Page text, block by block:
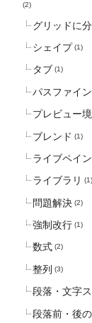
(2)
グリッドに
シェイプ (1)
タブ (1)
パスファイ
プレビュー
ブレンド (1)
ライブペイ
ライブラリ (1)
問題解決 (2)
強制改行 (1)
数式 (2)
整列 (3)
段落・文字
段落前・後